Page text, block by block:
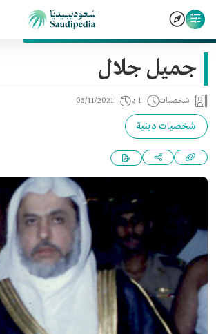
جميل جلال
شخصيات 1 د 05/11/2021
شخصيات دينية